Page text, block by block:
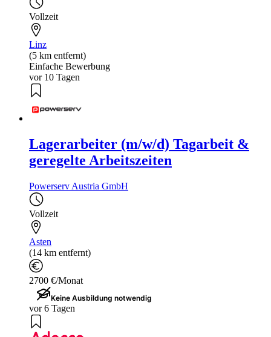
Vollzeit
Linz
(5 km entfernt)
Einfache Bewerbung
vor 10 Tagen
Lagerarbeiter (m/w/d) Tagarbeit &
geregelte Arbeitszeiten
Powerserv Austria GmbH
Vollzeit
Asten
(14 km entfernt)
2700 €/Monat
Keine Ausbildung notwendig
vor 6 Tagen